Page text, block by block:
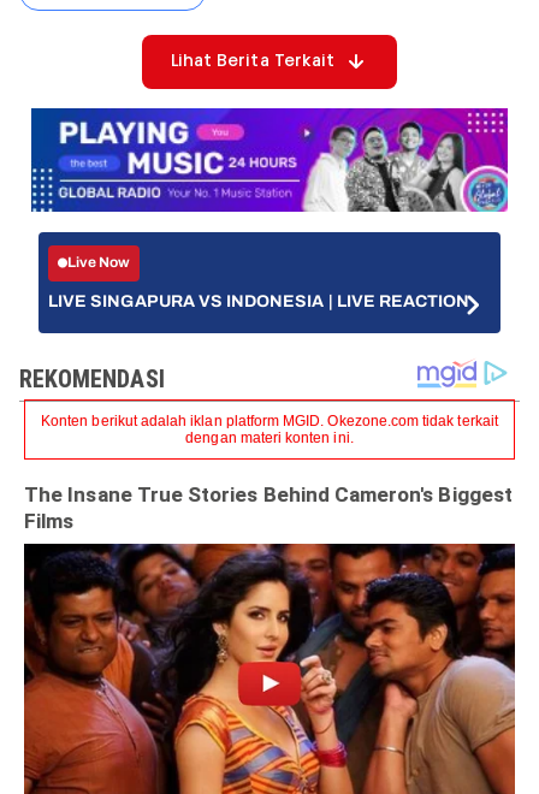
Lihat Berita Terkait
Live Now
LIVE SINGAPURA VS INDONESIA | LIVE REACTION